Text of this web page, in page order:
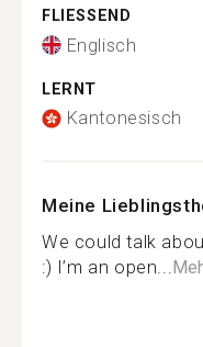
FLIESSEND
Englisch
LERNT
Kantonesisch
Meine
We could talk
:) I’m an open...